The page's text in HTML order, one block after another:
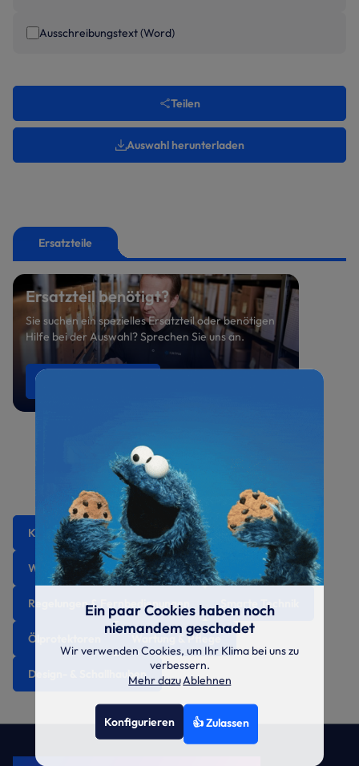
Ausschreibungstext (Word)
Teilen
Auswahl herunterladen
Ersatzteile
Ersatzteil benötigt?
Sie suchen ein spezielles Ersatzteil oder benötigen
Hilfe bei der Auswahl? Sprechen Sie uns an.
Kondensatpumpen Installationsmaterial
Wand- und Bodenkonsolen
Regelungen & Fernbedienungen Smarte Technik
Ölprotektoren Wartung & Pflege
Design- & Schallhauben
Ein paar Cookies haben noch
niemandem geschadet
Wir verwenden Cookies, um Ihr Klima bei uns zu
verbessern.
Mehr dazuAblehnen
Konfigurieren 👍 Zulassen